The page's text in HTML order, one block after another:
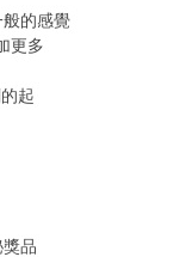
的感覺
更多
起
品